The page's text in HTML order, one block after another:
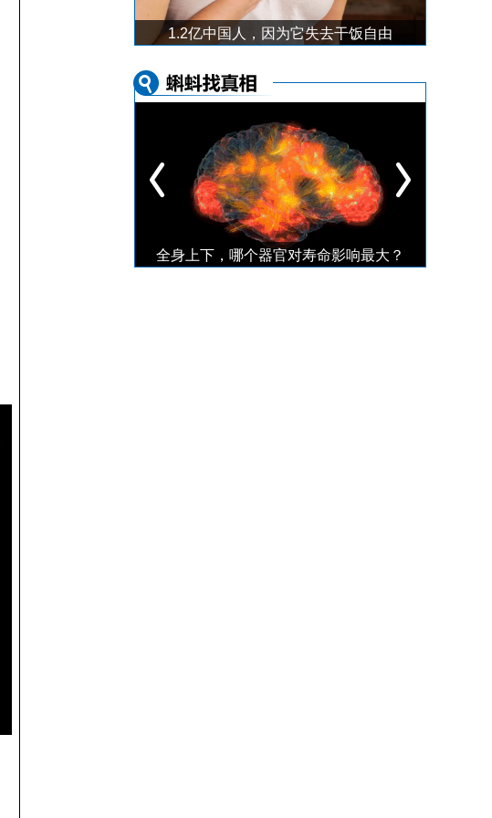
1.2亿中国人，因为它失去干饭自由
这么滑？ 全身上下，哪个器官对寿命影响最大？